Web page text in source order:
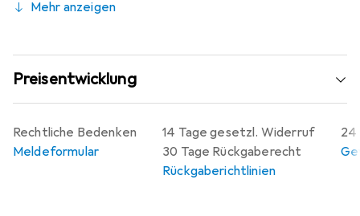
Mehr anzeigen
Preisentwicklung
14 Tage gesetzl. Widerruf
30 Tage Rückgaberecht
Rückgaberichtlinien
24
Rechtliche Bedenken
Meldeformular